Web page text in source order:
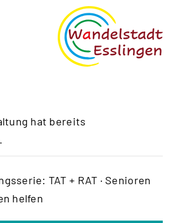
hat bereits
TAT + RAT · Senioren
helfen